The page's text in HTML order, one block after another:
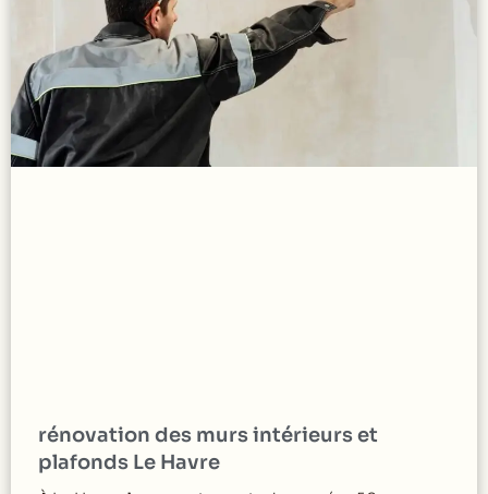
rénovation des murs intérieurs et
plafonds Le Havre